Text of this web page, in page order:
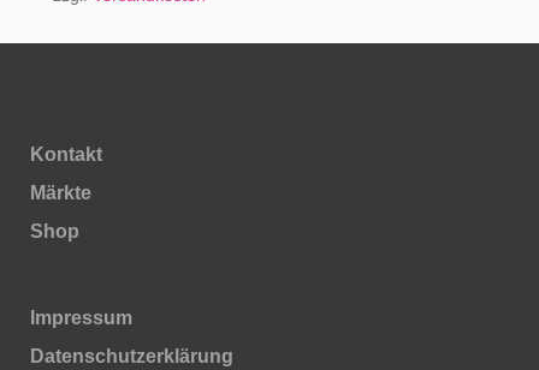
Kontakt
Märkte
Shop
Impressum
Daten­schutz­erklärung